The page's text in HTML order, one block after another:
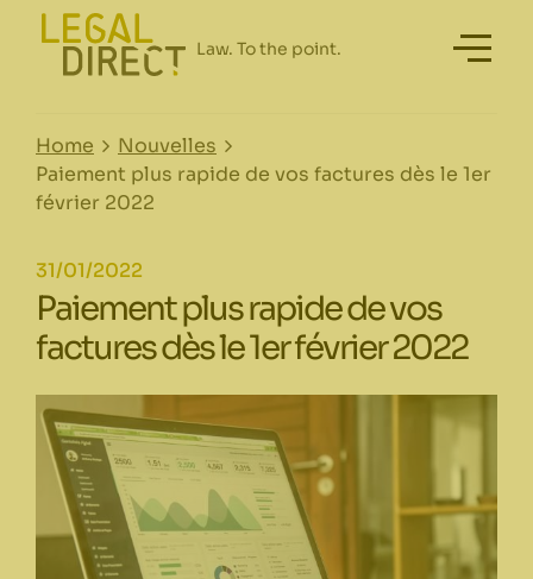
Home
Nouvelles
Paiement plus rapide de vos factures dès le 1er
février 2022
Paiement plus rapide de vos
factures dès le 1er février 2022
31/01/2022